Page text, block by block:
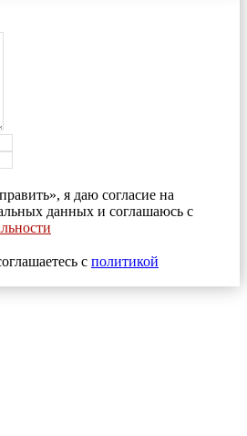
я даю согласие на
данных и соглашаюсь с
с политикой